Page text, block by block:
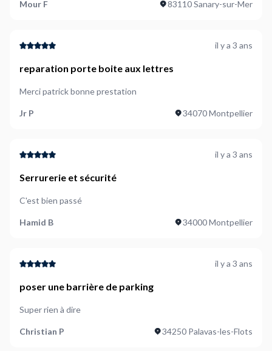
Mour F 83110 Sanary-sur-Mer
il y a 3 ans
reparation porte boite aux lettres
Merci patrick bonne prestation
Jr P 34070 Montpellier
il y a 3 ans
Serrurerie et sécurité
C'est bien passé
Hamid B 34000 Montpellier
il y a 3 ans
poser une barrière de parking
Super rien à dire
Christian P 34250 Palavas-les-Flots